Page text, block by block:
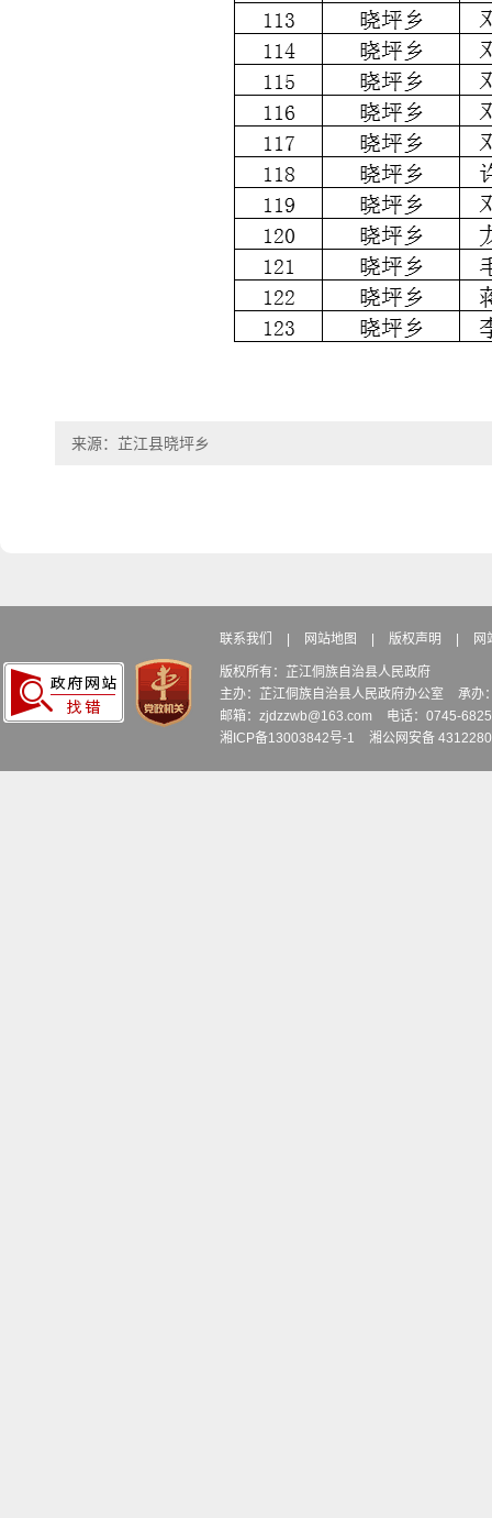
来源：芷江县晓坪乡
联系我们 网站地图 版权声明 网
版权所有：芷江侗族自治县人民政府
主办：芷江侗族自治县人民政府办公室
承办
邮箱：zjdzzwb@163.com
电话：0745-
湘ICP备13003842号-1
湘公网安备